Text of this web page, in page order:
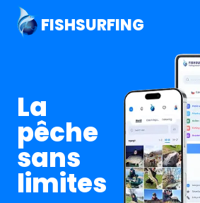
FISHSURFING
La
pêche
sans
limites